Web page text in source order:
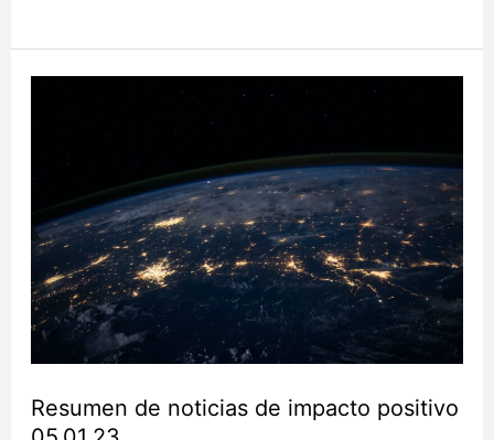
Resumen de noticias de impacto positivo
noticias
impacto
positivo
05.01.23